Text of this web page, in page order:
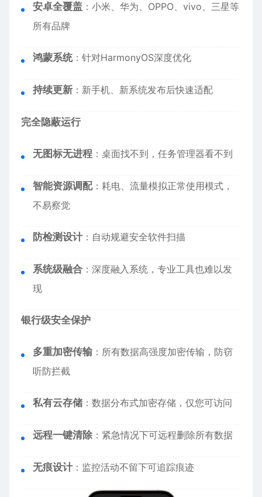
安卓全覆盖 ：小米、华为、OPPO、vivo、三星等
所有品牌
鸿蒙系统：针对HarmonyOS深度优化
持续更新 ：新手机、新系统发布后快速适配
完全隐蔽运行
无图标无进程 ：桌面找不到，任务管理器看不到
智能资源调配：耗电、流量模拟正常使用模式，
不易察觉
防检测设计 ：自动规避安全软件扫描
系统级融合 ：深度融入系统，专业工具也难以发
现
银行级安全保护
多重加密传输 ：所有数据高强度加密传输，防窃
听防拦截
私有云存储 ：数据分布式加密存储，仅您可访问
远程一键清除 ：紧急情况下可远程删除所有数据
无痕设计 ：监控活动不留下可追踪痕迹